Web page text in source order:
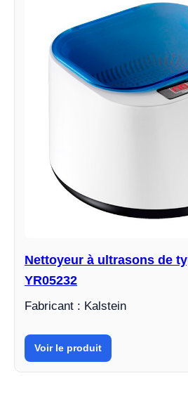
Nettoyeur à ultrasons de
YR05232
Fabricant : Kalstein
Voir le produit